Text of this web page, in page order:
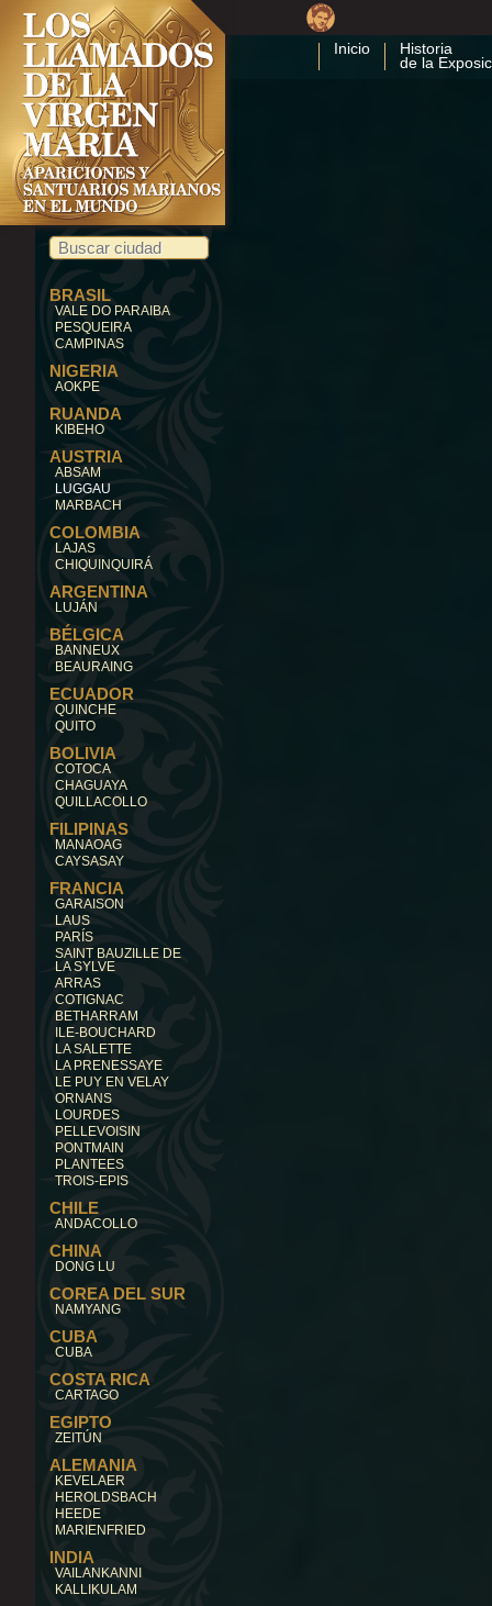
Inicio
Historia
de la
BRASIL
VALE DO PARAIBA
PESQUEIRA
CAMPINAS
NIGERIA
AOKPE
RUANDA
KIBEHO
AUSTRIA
ABSAM
LUGGAU
MARBACH
COLOMBIA
LAJAS
CHIQUINQUIRÁ
ARGENTINA
LUJÁN
BÉLGICA
BANNEUX
BEAURAING
ECUADOR
QUINCHE
QUITO
BOLIVIA
COTOCA
CHAGUAYA
QUILLACOLLO
FILIPINAS
MANAOAG
CAYSASAY
FRANCIA
GARAISON
LAUS
PARÍS
SAINT BAUZILLE DE
LA SYLVE
ARRAS
COTIGNAC
BETHARRAM
ILE-BOUCHARD
LA SALETTE
LA PRENESSAYE
LE PUY EN VELAY
ORNANS
LOURDES
PELLEVOISIN
PONTMAIN
PLANTEES
TROIS-EPIS
CHILE
ANDACOLLO
CHINA
DONG LU
COREA DEL SUR
NAMYANG
CUBA
CUBA
COSTA RICA
CARTAGO
EGIPTO
ZEITÚN
ALEMANIA
KEVELAER
HEROLDSBACH
HEEDE
MARIENFRIED
INDIA
VAILANKANNI
KALLIKULAM